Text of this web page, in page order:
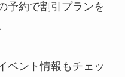
予約で割引プランを
ベント情報もチェッ